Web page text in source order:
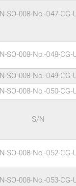
SO-008-No.-047-CG-
SO-008-No.-048-CG-
SO-008-No.-049-CG-
SO-008-No.-050-CG-
S/N
SO-008-No.-052-CG-
SO-008-No.-053-CG-